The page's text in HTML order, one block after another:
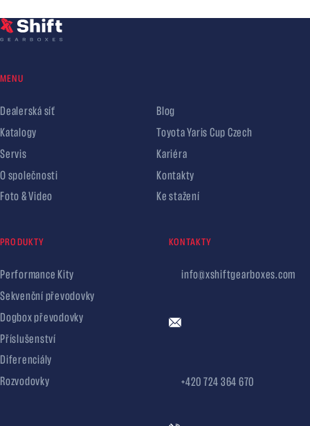
MENU
Dealerská síť
Katalogy
Servis
O společnosti
Foto & Video
Blog
Toyota Yaris Cup Czech
Kariéra
Kontakty
Ke stažení
PRODUKTY
Performance Kity
Sekvenční převodovky
Dogbox převodovky
Příslušenství
Diferenciály
Rozvodovky
KONTAKTY
info@xshiftgearboxes.com
+420 724 364 670